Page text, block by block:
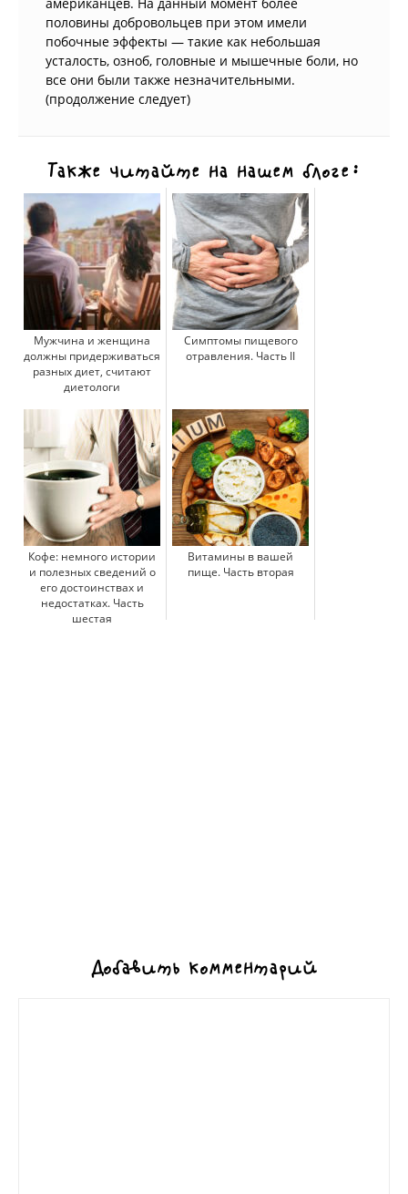
половины добровольцев при этом имели
побочные эффекты — такие как небольшая
усталость, озноб, головные и мышечные боли, но
все они были также незначительными.
(продолжение следует)
Также читайте на нашем блоге:
Мужчина и женщина
должны придерживаться
разных диет, считают
диетологи
Симптомы пищевого
отравления. Часть II
Кофе: немного истории
и полезных сведений о
его достоинствах и
недостатках. Часть
шестая
Витамины в вашей
пище. Часть вторая
Добавить комментарий